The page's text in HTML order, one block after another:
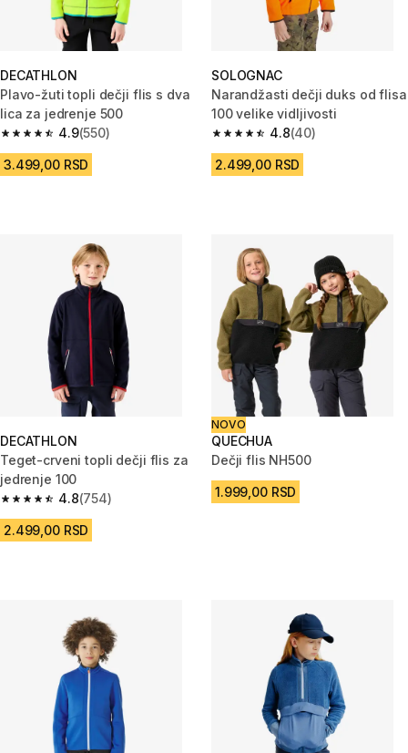
DECATHLON
Plavo-žuti topli dečji flis s dva
lica za jedrenje 500
4.9
4.9 od 5 zvezdica from 550 Recenzije
(550)
3.499,00 RSD
SOLOGNAC
Narandžasti dečji duks od flisa
100 velike vidljivosti
4.8
4.8 od 5 zvezdica from 40
(40)
2.499,00 RSD
DECATHLON
Teget-crveni topli dečji flis za
jedrenje 100
4.8
4.8 od 5 zvezdica from 754 Recenzije
(754)
2.499,00 RSD
NOVO
QUECHUA
Dečji flis NH500
1.999,00 RSD